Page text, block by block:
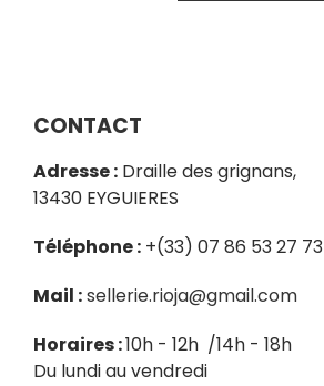
CONTACT
Adresse : Draille des grignans,
13430 EYGUIERES
Téléphone : +(33) 07 86 53 27 73
Mail :sellerie.rioja@gmail.com
Horaires :10h - 12h /14h - 18h
Du lundi au vendredi